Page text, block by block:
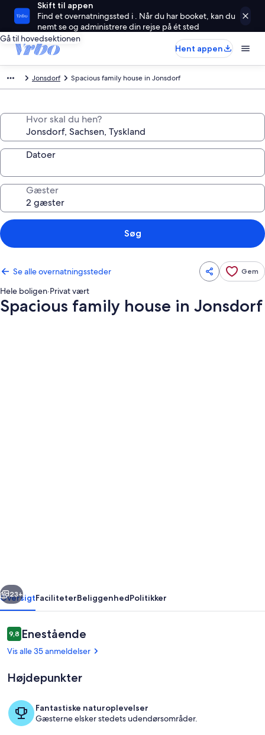
Skift til appen
Find et overnatningssted i . Når du har booket, kan du
nemt se og administrere din rejse på ét sted
Gå til hovedsektionen
Hent appen
Jonsdorf Spacious family house in Jonsdorf
Hvor skal du hen?
Datoer
Gæster
Søg
Se alle overnatningssteder Gem
Hele boligen·Privat vært
Spacious family house in Jonsdorf
Udendørs spisemuligheder
Næste
23+
OversigtFaciliteterBeliggenhedPolitikker
Anmeldelser
9,89,8 ud af 10.
Enestående
Vis alle 35 anmeldelser
Højdepunkter
Fantastiske naturoplevelser
Gæsterne elsker stedets udendørsområder.